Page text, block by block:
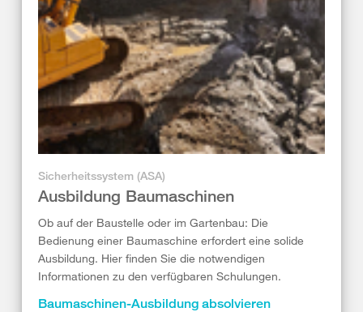
Sicherheitssystem (ASA)
Ausbildung Baumaschinen
Ob auf der Baustelle oder im Gartenbau: Die
Bedienung einer Baumaschine erfordert eine solide
Ausbildung. Hier finden Sie die notwendigen
Informationen zu den verfügbaren Schulungen.
Baumaschinen-Ausbildung absolvieren